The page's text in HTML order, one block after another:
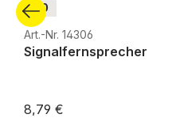
H0
Art.-Nr. 14306
Signalfernsprecher
8,79 €